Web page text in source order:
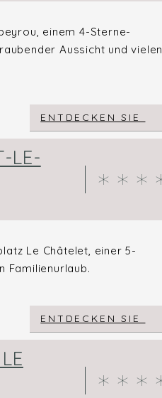
einem 4-Sterne-
Aussicht und vielen
ENTDECKEN SIE
LE-
Le Châtelet, einer 5-
Familienurlaub.
ENTDECKEN SIE